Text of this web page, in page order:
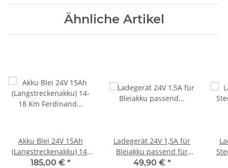
Ähnliche Artikel
Akku Blei 24V 15Ah
(Langstreckenakku) 14-
18 Km Ferdinand I &
185,00 € *
Ladegerät 24V 1,5A für
Bleiakku passend für
Tante Paula Ferdinand I
49,90 € *